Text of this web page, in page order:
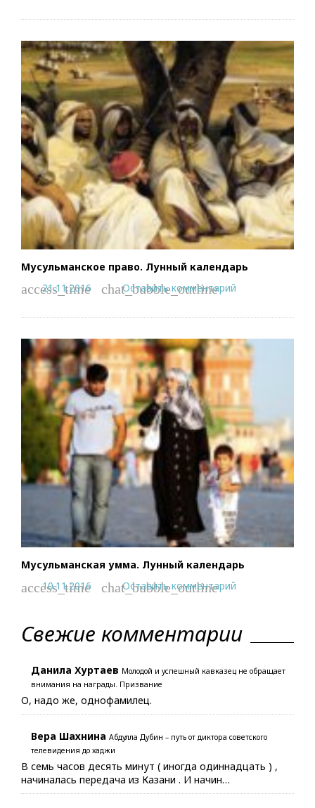
Мусульманское право. Лунный календарь
access_time
21.11.2016 chat_bubble_outline
Оставить комментарий
Мусульманская умма. Лунный календарь
access_time
10.11.2016 chat_bubble_outline
Оставить комментарий
Свежие комментарии
Данила Хуртаев Молодой и успешный кавказец не обращает
внимания на награды. Призвание
О, надо же, однофамилец.
Вера Шахнина Абдулла Дубин – путь от диктора советского
телевидения до хаджи
В семь часов десять минут ( иногда одиннадцать ) ,
начиналась передача из Казани . И начин…